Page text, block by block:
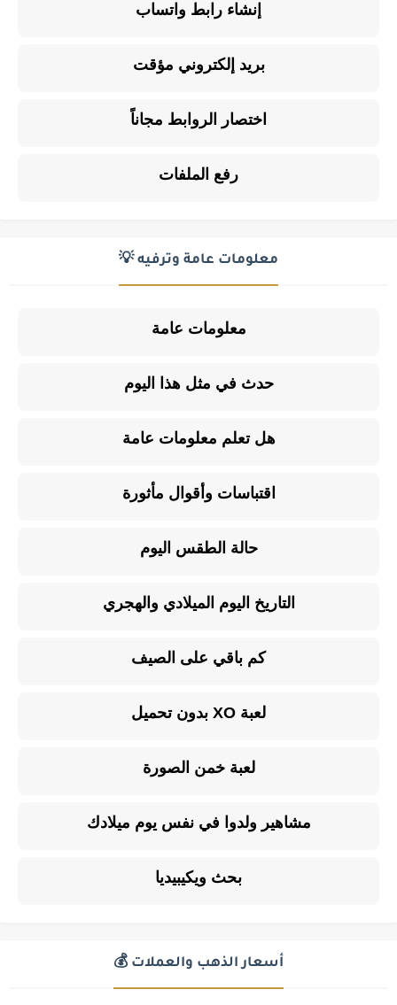
إنشاء رابط واتساب
بريد إلكتروني مؤقت
اختصار الروابط مجاناً
رفع الملفات
معلومات عامة وترفيه 💡
معلومات عامة
حدث في مثل هذا اليوم
هل تعلم معلومات عامة
اقتباسات وأقوال مأثورة
حالة الطقس اليوم
التاريخ اليوم الميلادي والهجري
كم باقي على الصيف
لعبة XO بدون تحميل
لعبة خمن الصورة
مشاهير ولدوا في نفس يوم ميلادك
بحث ويكيبيديا
أسعار الذهب والعملات 💰